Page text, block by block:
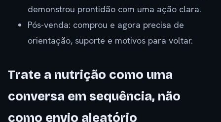
demonstrou prontidão com uma ação clara.
Pós-venda: comprou e agora precisa de
orientação, suporte e motivos para voltar.
Trate a nutrição como uma
conversa em sequência, não
como envio aleatório